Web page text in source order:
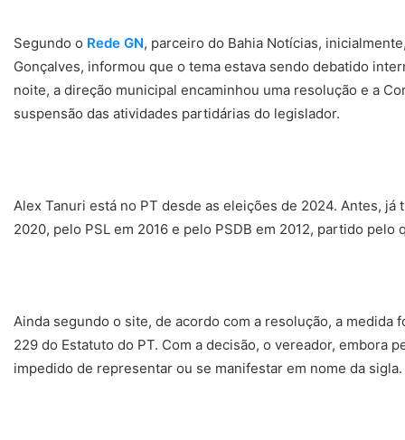
Segundo o Rede GN, parceiro do Bahia Notícias,
Gonçalves, informou que o tema estava sendo debatido
noite, a direção municipal encaminhou uma resolução e a
suspensão das atividades partidárias do legislador.
Alex Tanuri está no PT desde as eleições de 2024. Antes,
2020, pelo PSL em 2016 e pelo PSDB em 2012, partido
Ainda segundo o site, de acordo com a resolução, a medida
229 do Estatuto do PT. Com a decisão, o vereador, embora
impedido de representar ou se manifestar em nome da sigla.